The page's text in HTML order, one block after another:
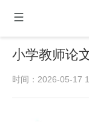
小学教师论
时间：2026-05-17